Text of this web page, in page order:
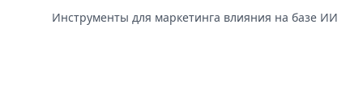
Инструменты для маркетинга влияния на базе ИИ